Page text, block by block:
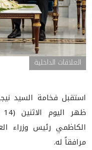
العلاقات الداخلية
استقبل فخامة السيد
الكاظمي رئيس وزراء
مرافقاً له.